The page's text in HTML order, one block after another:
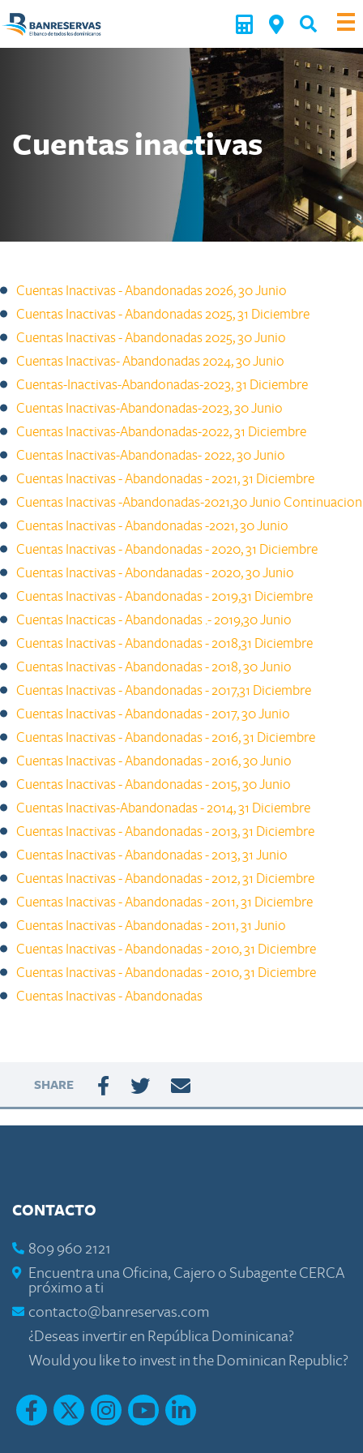
Cuentas inactivas
Cuentas Inactivas - Abandonadas 2026, 30 Junio
Cuentas Inactivas - Abandonadas 2025, 31 Diciembre
Cuentas Inactivas - Abandonadas 2025, 30 Junio
Cuentas Inactivas- Abandonadas 2024, ​30 Junio
Cuentas-Inactivas-Abandonadas-2023, 31 Diciembre
Cuentas Inactivas-Abandonadas-2023, ​30 Junio
Cuentas Inactivas-Abandonadas-2022, 31 Diciembre​
Cuentas Inactivas-Abandonadas- 2022, 30 Junio ​
Cuentas Inactivas - Abandonadas - 2021, 31 Diciembre ​
​Cuentas Inactivas -Abandonadas-2021,30 Junio Continuacion
Cuentas Inactivas - Abandonadas -2021, 30 Junio
Cuentas Inactivas - Abandonadas - 2020, 31 Diciembre ​​
Cuentas Inactivas - Abondanadas - 2020, 30 Junio
Cuentas Inactivas - Abandonadas - 2019,31 Diciembre
Cuentas Inacticas - Abandonadas .- 2019,30 Junio
Cuentas Inactivas - Abandonadas - 2018,31 Diciembre
Cuentas Inactivas - Abandonadas - 2018, 30 Junio
Cuentas Inactivas - Abandonadas - 2017,31 Diciembre ​
Cuentas Inactivas - Abandonadas - 2017, 30 Junio
Cuentas Inactivas - Abandonadas - 2016, 31 Diciembre
Cuentas Inactivas - Abandonadas - 2016, 30 Junio​
Cuentas Inactivas - Abandonadas - 2015, 30 Junio​ ​​​​​​​​​​​​
Cuentas Inactivas-Abandonadas - 2014, 31 Diciembre
Cuentas Inactivas - Abandonadas - 2013, 31 Diciembre​​
Cuentas Inactivas - Abandonadas - 2013, 31 Junio
Cuentas Inactivas - Abandonadas - 2012, 31 Diciembre
Cuentas Inactivas - Abandonadas - 2011, 31 Diciembre ​
Cuentas Inactivas - Abandonadas - 2011, 31 Junio ​
Cuentas Inactivas - Abandonadas - 2010, 31 Diciembre
Cuentas Inactivas - Abandonadas - 2010, 31 Diciembre​​​​​​
Cuentas Inactivas - Abandonadas
SHARE
CONTACTO
809 960 2121
Encuentra una Oficina, Cajero o Subagente CERCA
próximo a ti
contacto@banreservas.com
¿Deseas invertir en República Dominicana?
Would you like to invest in the Dominican Republic?